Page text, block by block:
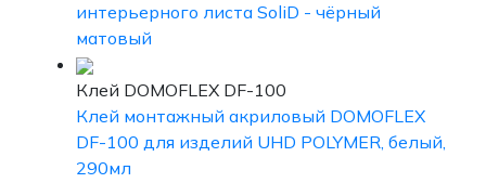
интерьерного листа SoliD - чёрный
матовый
Клей DOMOFLEX DF-100
Клей монтажный акриловый DOMOFLEX
DF-100 для изделий UHD POLYMER, белый,
290мл